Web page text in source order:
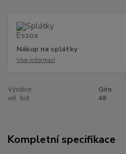
Nákup na splátky
Více informací
Výrobce:
Giro
vel. bot:
48
Kompletní specifikace